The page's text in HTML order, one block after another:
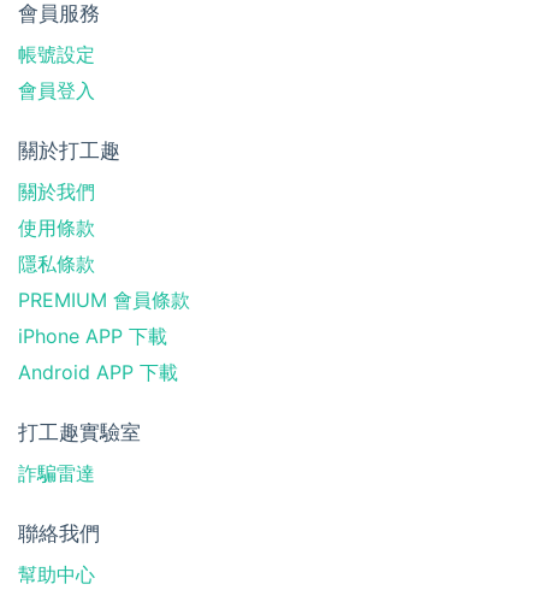
會員服務
帳號設定
會員登入
關於打工趣
關於我們
使用條款
隱私條款
PREMIUM 會員條款
iPhone APP 下載
Android APP 下載
打工趣實驗室
詐騙雷達
聯絡我們
幫助中心